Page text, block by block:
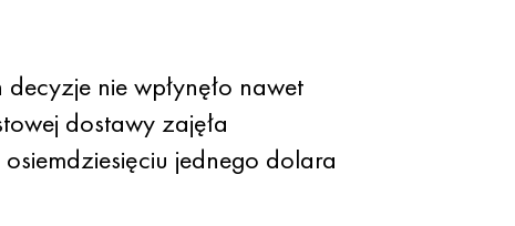
nie wpłynęło nawet
dostawy zajęła
jednego dolara